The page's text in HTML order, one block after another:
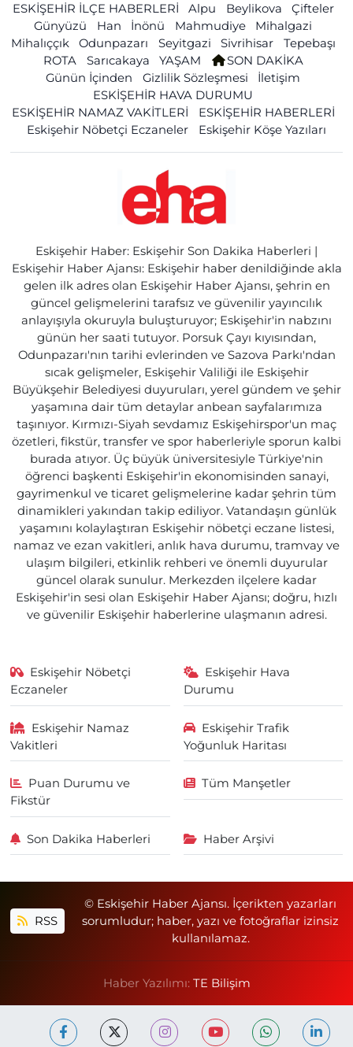
ESKİŞEHİR İLÇE HABERLERİ Alpu Beylikova
Çifteler
Günyüzü
Han İnönü Mahmudiye
Mihalgazi
Mihalıççık
Odunpazarı Seyitgazi Sivrihisar
Tepebaşı
ROTA
Sarıcakaya YAŞAM
SON DAKİKA
Günün İçinden
Gizlilik Sözleşmesi
İletişim
ESKİŞEHİR HAVA DURUMU
ESKİŞEHİR NAMAZ VAKİTLERİ
ESKİŞEHİR HABERLERİ
Eskişehir Nöbetçi Eczaneler
Eskişehir Köşe Yazıları
Eskişehir Haber: Eskişehir Son Dakika Haberleri |
Eskişehir Haber Ajansı: Eskişehir haber denildiğinde akla
gelen ilk adres olan Eskişehir Haber Ajansı, şehrin en
güncel gelişmelerini tarafsız ve güvenilir yayıncılık
anlayışıyla okuruyla buluşturuyor; Eskişehir'in nabzını
günün her saati tutuyor. Porsuk Çayı kıyısından,
Odunpazarı'nın tarihi evlerinden ve Sazova Parkı'ndan
sıcak gelişmeler, Eskişehir Valiliği ile Eskişehir
Büyükşehir Belediyesi duyuruları, yerel gündem ve şehir
yaşamına dair tüm detaylar anbean sayfalarımıza
taşınıyor. Kırmızı-Siyah sevdamız Eskişehirspor'un maç
özetleri, fikstür, transfer ve spor haberleriyle sporun kalbi
burada atıyor. Üç büyük üniversitesiyle Türkiye'nin
öğrenci başkenti Eskişehir'in ekonomisinden sanayi,
gayrimenkul ve ticaret gelişmelerine kadar şehrin tüm
dinamikleri yakından takip ediliyor. Vatandaşın günlük
yaşamını kolaylaştıran Eskişehir nöbetçi eczane listesi,
namaz ve ezan vakitleri, anlık hava durumu, tramvay ve
ulaşım bilgileri, etkinlik rehberi ve önemli duyurular
güncel olarak sunulur. Merkezden ilçelere kadar
Eskişehir'in sesi olan Eskişehir Haber Ajansı; doğru, hızlı
ve güvenilir Eskişehir haberlerine ulaşmanın adresi.
Eskişehir Nöbetçi
Eczaneler
Eskişehir Hava
Durumu
Eskişehir Namaz
Vakitleri
Eskişehir Trafik
Yoğunluk Haritası
Puan Durumu ve
Fikstür
Tüm Manşetler
Son Dakika Haberleri Haber Arşivi
RSS
© Eskişehir Haber Ajansı. İçerikten yazarları
sorumludur; haber, yazı ve fotoğraflar izinsiz
kullanılamaz.
Haber Yazılımı: TE Bilişim